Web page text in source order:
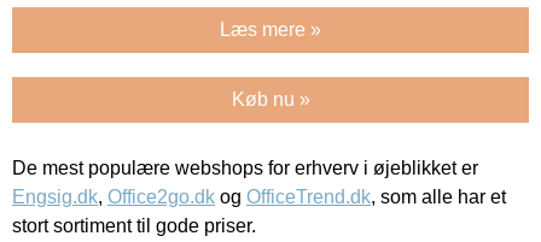
Læs mere »
Køb nu »
De mest populære webshops for erhverv i øjeblikket er
Engsig.dk, Office2go.dk og OfficeTrend.dk, som alle har et
stort sortiment til gode priser.